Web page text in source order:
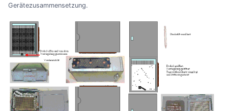
Gerätezusammensetzung.